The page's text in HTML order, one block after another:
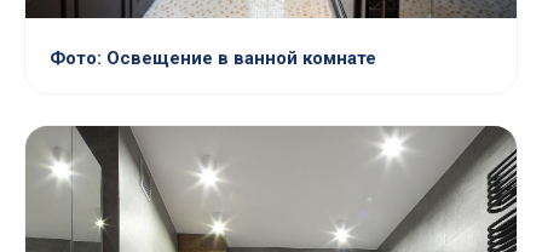
Фото: Освещение в ванной комнате